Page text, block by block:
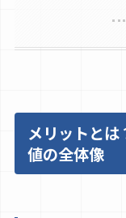
メリットと
値の全体像